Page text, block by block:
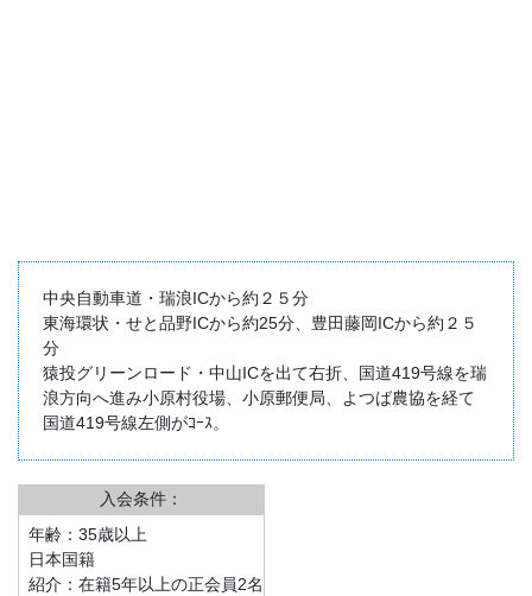
中央自動車道・瑞浪ICから約２５分
東海環状・せと品野ICから約25分、豊田藤岡ICから約２５
分
猿投グリーンロード・中山ICを出て右折、国道419号線を瑞
浪方向へ進み小原村役場、小原郵便局、よつば農協を経て
国道419号線左側がｺｰｽ。
入会条件：
年齢：35歳以上
日本国籍
紹介：在籍5年以上の正会員2名